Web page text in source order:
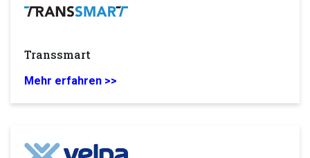
Transsmart
Mehr erfahren >>